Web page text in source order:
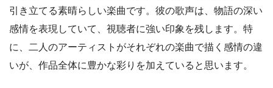
引き立てる素晴らしい楽曲です。彼の歌声は、物語の深い
感情を表現していて、視聴者に強い印象を残します。特
に、二人のアーティストがそれぞれの楽曲で描く感情の違
いが、作品全体に豊かな彩りを加えていると思います。